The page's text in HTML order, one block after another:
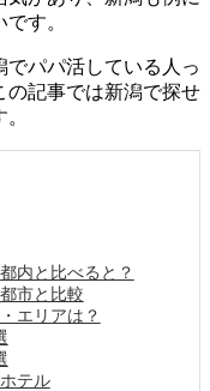
す。
でパパ活している人っ
の記事では新潟で探せ
内と比べると？
市と比較
エリアは？
テル